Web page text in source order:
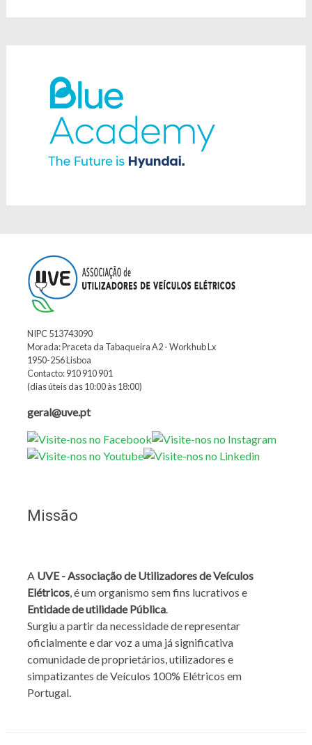
NIPC 513743090
Morada: Praceta da Tabaqueira A2 - Workhub Lx
1950-256 Lisboa
Contacto: 910 910 901
(dias úteis das 10:00 às 18:00)
geral@uve.pt
Missão
A UVE - Associação de Utilizadores de Veículos
Elétricos, é um organismo sem fins lucrativos e
Entidade de utilidade Pública.
Surgiu a partir da necessidade de representar
oficialmente e dar voz a uma já significativa
comunidade de proprietários, utilizadores e
simpatizantes de Veículos 100% Elétricos em
Portugal.